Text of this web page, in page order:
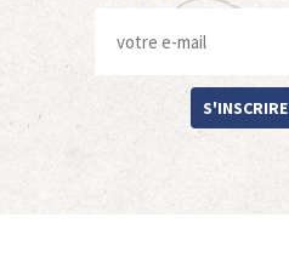
S'INSCRIRE